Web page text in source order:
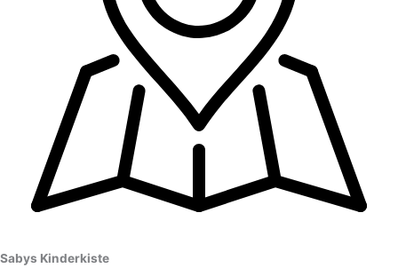
Sabys Kinderkiste